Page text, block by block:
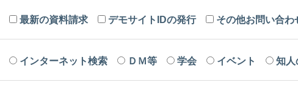
最新の資料請求 デモサイトIDの発行 その他お問い合わ
インターネット検索 ＤＭ等 学会 イベント 知人